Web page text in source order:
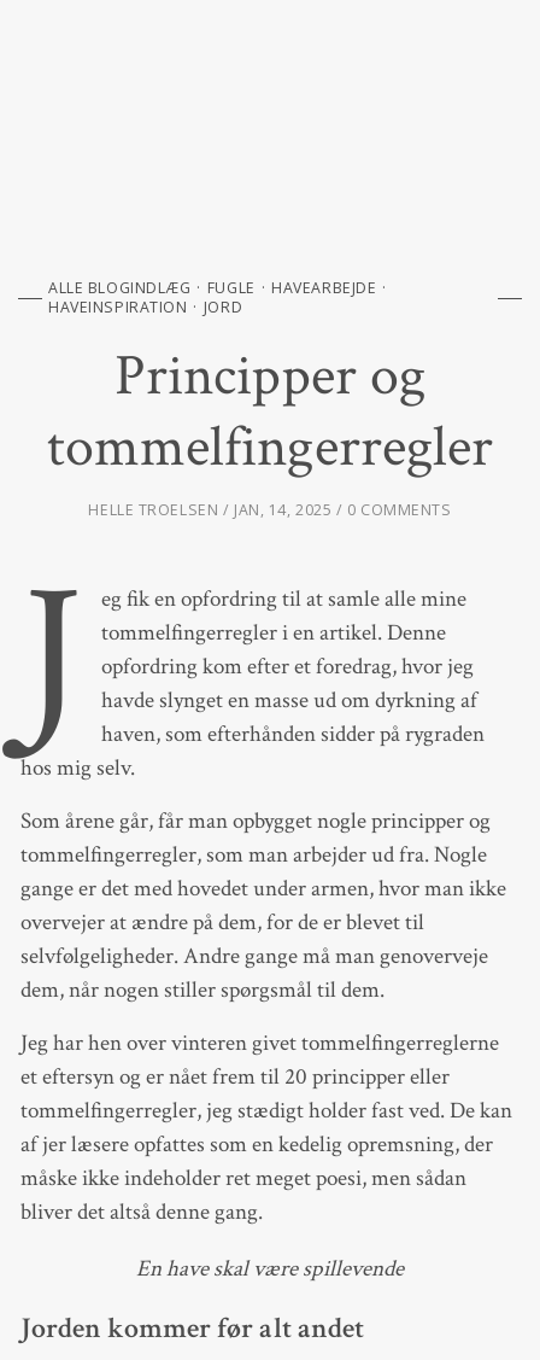
ALLE BLOGINDLÆG FUGLE
HAVEARBEJDE
HAVEINSPIRATION
JORD
Principper og
tommelfingerregler
HELLE TROELSEN JAN, 14, 2025 0 COMMENTS
J
eg fik en opfordring til at samle alle mine
tommelfingerregler i en artikel. Denne
opfordring kom efter et foredrag, hvor jeg
havde slynget en masse ud om dyrkning af
haven, som efterhånden sidder på rygraden
hos mig selv.
Som årene går, får man opbygget nogle principper og
tommelfingerregler, som man arbejder ud fra. Nogle
gange er det med hovedet under armen, hvor man ikke
overvejer at ændre på dem, for de er blevet til
selvfølgeligheder. Andre gange må man genoverveje
dem, når nogen stiller spørgsmål til dem.
Jeg har hen over vinteren givet tommelfingerreglerne
et eftersyn og er nået frem til 20 principper eller
tommelfingerregler, jeg stædigt holder fast ved. De kan
af jer læsere opfattes som en kedelig opremsning, der
måske ikke indeholder ret meget poesi, men sådan
bliver det altså denne gang.
En have skal være spillevende
Jorden kommer før alt andet